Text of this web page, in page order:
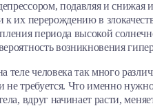
подавляя и снижая
к их перерождению в
периода высокой
возникновения
теле человека так много
не требуется. Что именно
вдруг начинает расти,